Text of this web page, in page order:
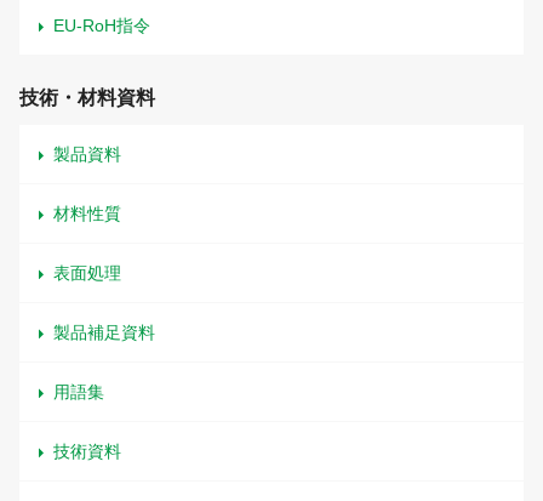
EU-RoH指令
技術・材料資料
製品資料
材料性質
表面処理
製品補足資料
用語集
技術資料